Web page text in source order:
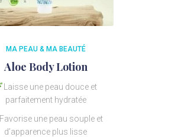
MA PEAU & MA BEAUTÉ
Aloe Body Lotion
Laisse une peau douce et
parfaitement hydratée
Favorise une peau souple et
d’apparence plus lisse